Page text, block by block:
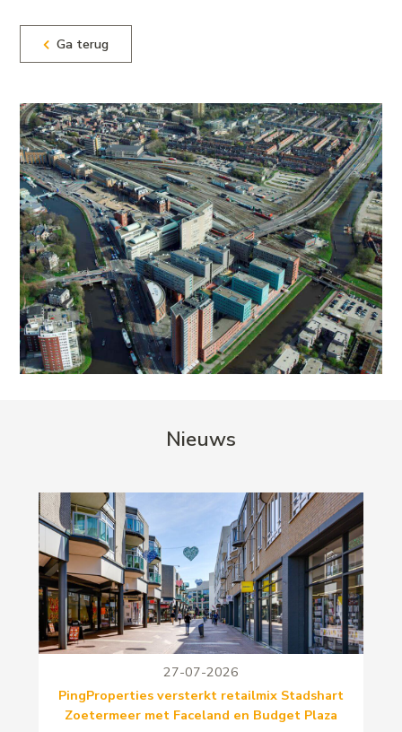
Ga terug
Nieuws
27-07-2026
PingProperties versterkt retailmix Stadshart
Zoetermeer met Faceland en Budget Plaza